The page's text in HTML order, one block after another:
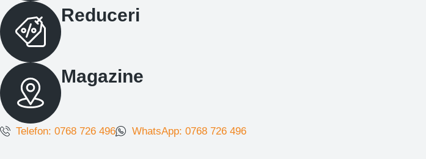
Reduceri
Magazine
Telefon: 0768 726 496 WhatsApp: 0768 726 496